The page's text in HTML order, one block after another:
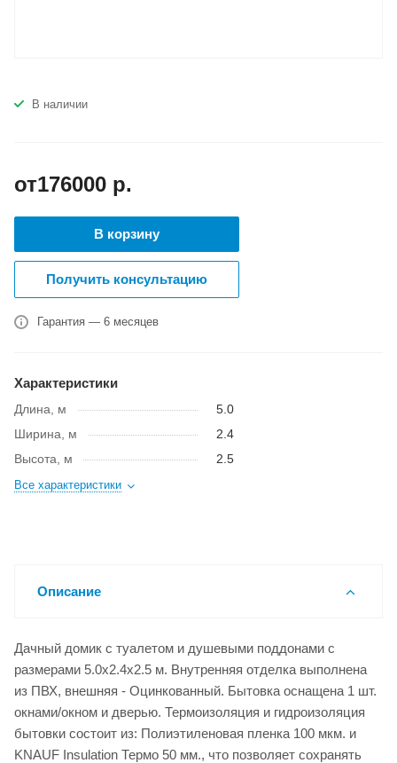
В наличии
от176000 р.
В корзину
Получить консультацию
Гарантия — 6 месяцев
Характеристики
Длина, м
5.0
Ширина, м
2.4
Высота, м
2.5
Все характеристики
Описание
Дачный домик с туалетом и душевыми поддонами с
размерами 5.0x2.4x2.5 м. Внутренняя отделка выполнена
из ПВХ, внешняя - Оцинкованный. Бытовка оснащена 1 шт.
окнами/окном и дверью. Термоизоляция и гидроизоляция
бытовки состоит из: Полиэтиленовая пленка 100 мкм. и
KNAUF Insulation Термо 50 мм., что позволяет сохранять